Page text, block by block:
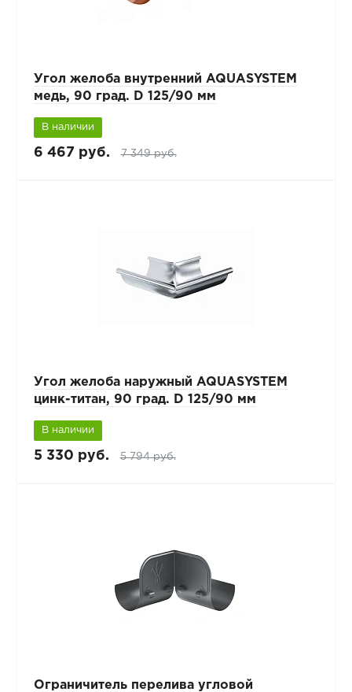
Угол желоба внутренний AQUASYSTEM
медь, 90 град. D 125/90 мм
В наличии
6 467 руб. 7 349 руб.
Угол желоба наружный AQUASYSTEM
цинк-титан, 90 град. D 125/90 мм
В наличии
5 330 руб. 5 794 руб.
Ограничитель перелива угловой